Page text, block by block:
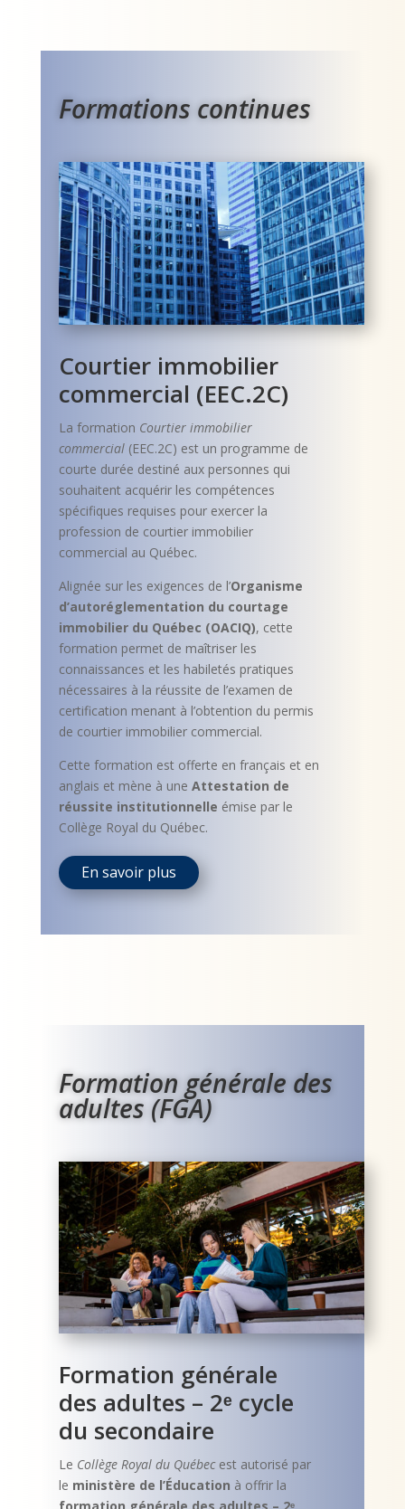
Formations continues
Courtier immobilier
commercial (EEC.2C)
La formation Courtier immobilier
commercial(EEC.2C) est un programme de
courte durée destiné aux personnes qui
souhaitent acquérir les compétences
spécifiques requises pour exercer la
profession de courtier immobilier
commercial au Québec.
Alignée sur les exigences de l’Organisme
d’autoréglementation du courtage
immobilier du Québec (OACIQ), cette
formation permet de maîtriser les
connaissances et les habiletés pratiques
nécessaires à la réussite de l’examen de
certification menant à l’obtention du permis
de courtier immobilier commercial.
Cette formation est offerte en français et en
anglais et mène à une Attestation de
réussite institutionnelle émise par le
Collège Royal du Québec.
En savoir plus
Formation générale des
adultes (FGA)
Formation générale
des adultes – 2ᵉ cycle
du secondaire
Le Collège Royal du Québecest autorisé par
le ministère de l’Éducation à offrir la